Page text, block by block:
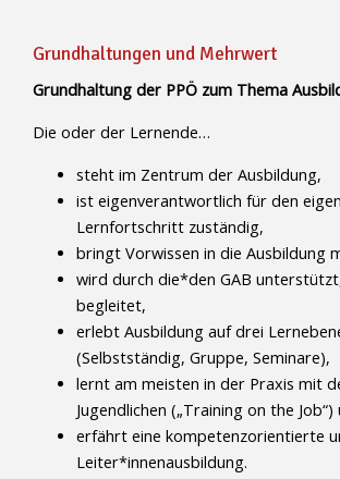
Grundhaltungen und Mehrwert
Grundhaltung der PPÖ zum Thema
Die oder der Lernende…
steht im Zentrum der Ausbildung,
ist eigenverantwortlich für den
Lernfortschritt zuständig,
bringt Vorwissen in die Ausbildung
wird durch die*den GAB
begleitet,
erlebt Ausbildung auf drei
(Selbstständig, Gruppe, Seminare),
lernt am meisten in der Praxis mit
Jugendlichen („Training on the Job“)
erfährt eine kompetenzorientierte
Leiter*innenausbildung.